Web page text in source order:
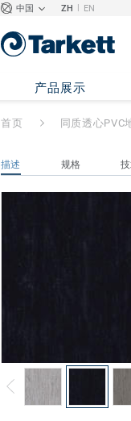
中国 ZH | EN
产品展示
首页 同质透心PVC
描述 规格